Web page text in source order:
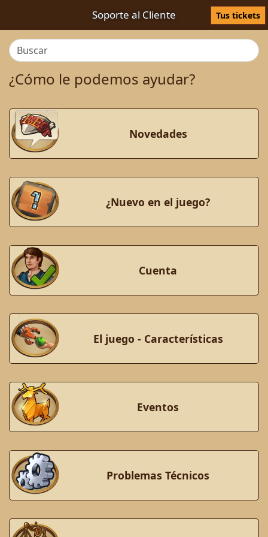
Soporte al Cliente Tus tickets
¿Cómo le podemos ayudar?
Novedades
¿Nuevo en el juego?
Cuenta
El juego - Características
Eventos
Problemas Técnicos